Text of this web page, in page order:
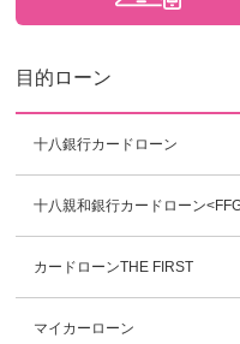
目的ローン
十八銀行カードローン
十八親和銀行カードローン
カードローンTHE FIRST
マイカーローン